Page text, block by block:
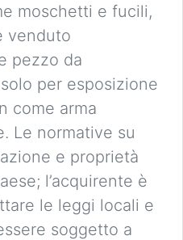
moschetti e fucili,
venduto
pezzo da
per esposizione
come arma
Le normative su
e proprietà
l’acquirente è
le leggi locali e
soggetto a